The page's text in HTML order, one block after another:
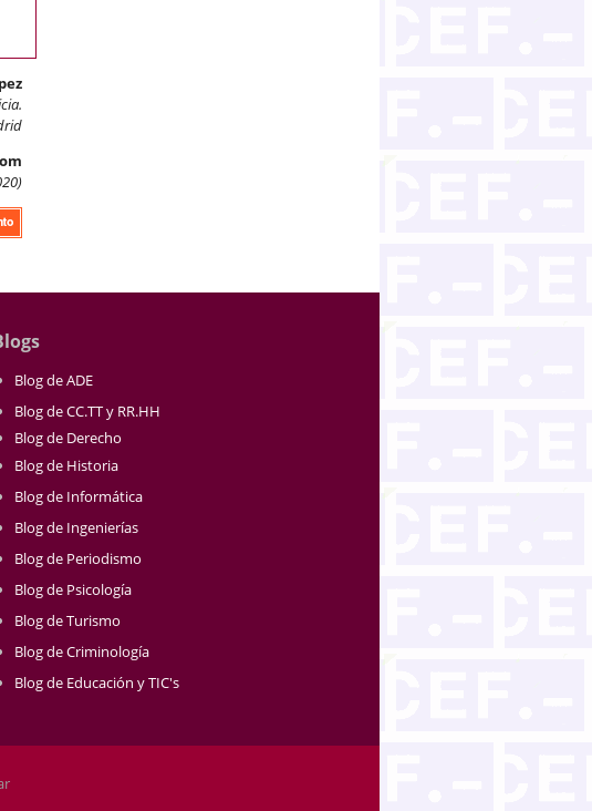
Blog de ADE
Blog de CC.TT y RR.HH
Blog de Derecho
Blog de Historia
Blog de Informática
Blog de Ingenierías
Blog de Periodismo
Blog de Psicología
Blog de Turismo
Blog de Criminología
Blog de Educación y TIC's